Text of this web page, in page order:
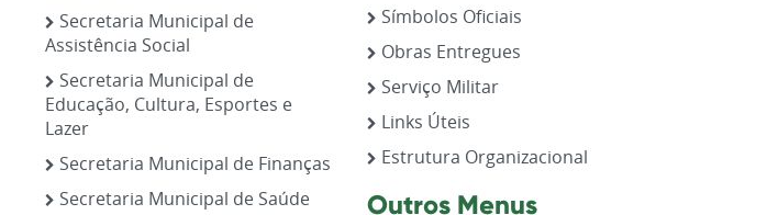
Secretaria Municipal de
Assistência Social
Secretaria Municipal de
Educação, Cultura, Esportes e
Lazer
Secretaria Municipal de Finanças
Secretaria Municipal de Saúde
Símbolos Oficiais
Obras Entregues
Serviço Militar
Links Úteis
Estrutura Organizacional
Outros Menus